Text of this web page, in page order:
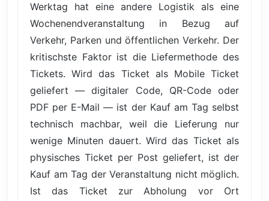
Werktag hat eine andere Logistik als eine
Wochenendveranstaltung in Bezug auf
Verkehr, Parken und öffentlichen Verkehr. Der
kritischste Faktor ist die Liefermethode des
Tickets. Wird das Ticket als Mobile Ticket
geliefert — digitaler Code, QR-Code oder
PDF per E-Mail — ist der Kauf am Tag selbst
technisch machbar, weil die Lieferung nur
wenige Minuten dauert. Wird das Ticket als
physisches Ticket per Post geliefert, ist der
Kauf am Tag der Veranstaltung nicht möglich.
Ist das Ticket zur Abholung vor Ort